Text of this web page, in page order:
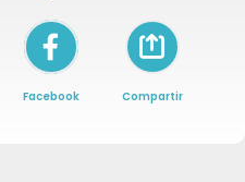
Facebook
Icon of arrow-
Compartir